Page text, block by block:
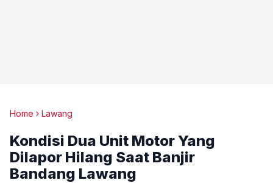
Home Lawang
Kondisi Dua Unit Motor Yang
Dilapor Hilang Saat Banjir
Bandang Lawang